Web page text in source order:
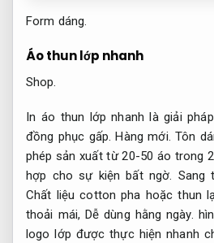
Form dáng.
Áo thun lớp nhanh
Shop.
In áo thun lớp nhanh là giải
đồng phục gấp.Hàng mới. Tôn
phép sản xuất từ 20-50 áo trong
hợp cho sự kiện bất ngờ. Sang
Chất liệu cotton pha hoặc thun
thoải mái, Dễ dùng hằng ngày.
logo lớp được thực hiện nhanh